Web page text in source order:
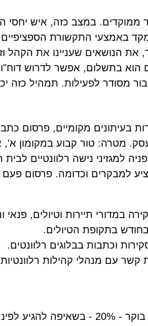
ממוקדים. במצב כזה, איש
באמצעי התקשורת הספציפיים
הנושאים שעניינו את הקהל
הוא בתשלום, אפשר לדרוש
מסודר לפעילות. תמהיל כזה
- התמקדות בעיתונים מקומיים,
מטרה: טור קבוע במקומון א',
נישתית - 20% - פניה למגזיני נישה
למבקרים וכדומה. פרסום
חדשות - 10% - סקירה במדורי תיירות
- 40% - יצירת קשר עם מנהלי קהילות
טלוויזיה, מופע בתוכניות בוקר -